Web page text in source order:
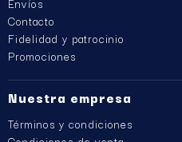
Contacto
Fidelidad y patrocinio
Promociones
Nuestra empresa
Términos y condiciones